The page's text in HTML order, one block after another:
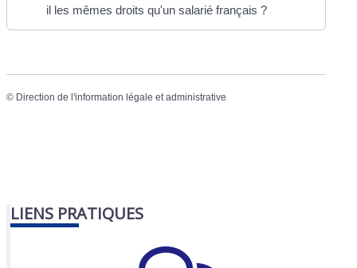
il les mêmes droits qu'un salarié français ?
© Direction de l'information légale et administrative
LIENS PRATIQUES